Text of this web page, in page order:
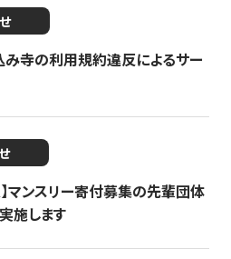
寺の利用規約違反によるサー
マンスリー寄付募集の先輩団体
施します